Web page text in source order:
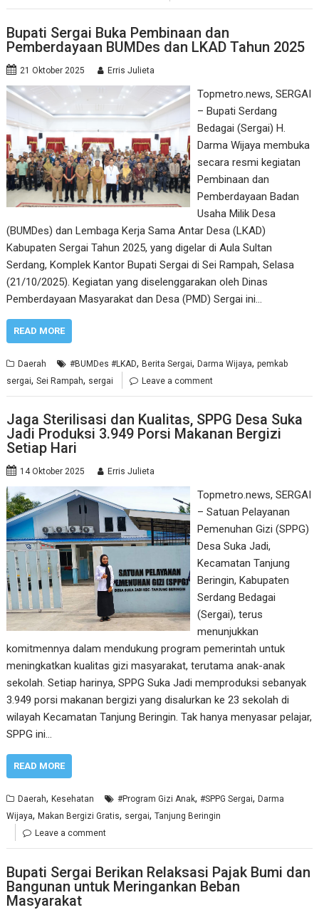
Bupati Sergai Buka Pembinaan dan
Pemberdayaan BUMDes dan LKAD Tahun 2025
21 Oktober 2025 Erris Julieta
Topmetro.news, SERGAI
– Bupati Serdang
Bedagai (Sergai) H.
Darma Wijaya membuka
secara resmi kegiatan
Pembinaan dan
Pemberdayaan Badan
Usaha Milik Desa
(BUMDes) dan Lembaga Kerja Sama Antar Desa (LKAD)
Kabupaten Sergai Tahun 2025, yang digelar di Aula Sultan
Serdang, Komplek Kantor Bupati Sergai di Sei Rampah, Selasa
(21/10/2025). Kegiatan yang diselenggarakan oleh Dinas
Pemberdayaan Masyarakat dan Desa (PMD) Sergai ini…
READ MORE
Daerah #BUMDes #LKAD,Berita Sergai,Darma Wijaya,pemkab
sergai,Sei Rampah, sergai Leave a comment
Jaga Sterilisasi dan Kualitas, SPPG Desa Suka
Jadi Produksi 3.949 Porsi Makanan Bergizi
Setiap Hari
14 Oktober 2025 Erris Julieta
Topmetro.news, SERGAI
– Satuan Pelayanan
Pemenuhan Gizi (SPPG)
Desa Suka Jadi,
Kecamatan Tanjung
Beringin, Kabupaten
Serdang Bedagai
(Sergai), terus
menunjukkan
komitmennya dalam mendukung program pemerintah untuk
meningkatkan kualitas gizi masyarakat, terutama anak-anak
sekolah. Setiap harinya, SPPG Suka Jadi memproduksi sebanyak
3.949 porsi makanan bergizi yang disalurkan ke 23 sekolah di
wilayah Kecamatan Tanjung Beringin. Tak hanya menyasar pelajar,
SPPG ini…
READ MORE
Daerah,Kesehatan #Program Gizi Anak,#SPPG Sergai,Darma
Wijaya,Makan Bergizi Gratis, sergai,Tanjung Beringin
Leave a comment
Bupati Sergai Berikan Relaksasi Pajak Bumi dan
Bangunan untuk Meringankan Beban
Masyarakat